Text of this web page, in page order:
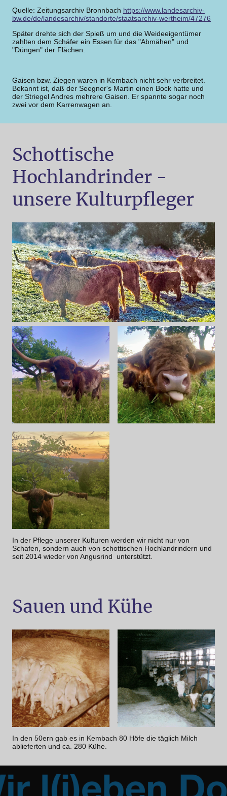
Quelle: Zeitungsarchiv Bronnbach https://www.landesarchiv-
bw.de/de/landesarchiv/standorte/staatsarchiv-wertheim/47276
Später drehte sich der Spieß um und die Weideeigentümer
zahlten dem Schäfer ein Essen für das "Abmähen" und
"Düngen" der Flächen.
Gaisen bzw. Ziegen waren in Kembach nicht sehr verbreitet.
Bekannt ist, daß der Seegner's Martin einen Bock hatte und
der Striegel Andres mehrere Gaisen. Er spannte sogar noch
zwei vor dem Karrenwagen an.
Schottische
Hochlandrinder -
unsere Kulturpfleger
In der Pflege unserer Kulturen werden wir nicht nur von
Schafen, sondern auch von schottischen Hochlandrindern und
seit 2014 wieder von Angusrind unterstützt.
Sauen und Kühe
In den 50ern gab es in Kembach 80 Höfe die täglich Milch
ablieferten und ca. 280 Kühe.